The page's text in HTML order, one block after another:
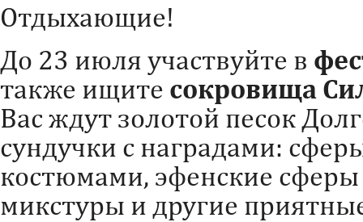
Отдыхающие!
До 23 июля участвуйте в
также ищите сокровища
Вас ждут золотой песок
сундучки с наградами:
костюмами, эфенские
микстуры и другие